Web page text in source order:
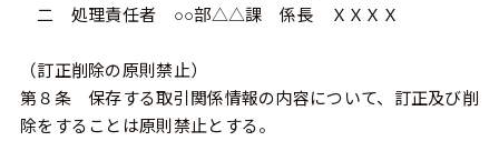
二 処理責任者 ○○部△△課 係長 ＸＸＸＸ
（訂正削除の原則禁止）
第８条 保存する取引関係情報の内容について、訂正及び削
除をすることは原則禁止とする。